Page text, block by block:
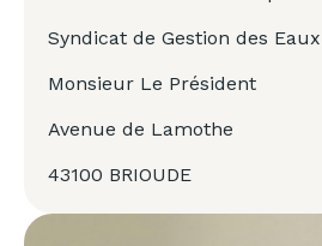
Syndicat de Gestion des
Monsieur Le Président
Avenue de Lamothe
43100 BRIOUDE